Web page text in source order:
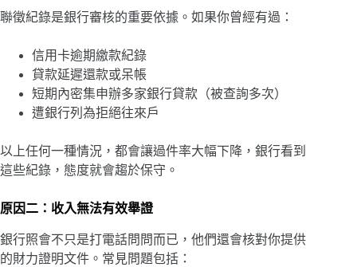
聯徵紀錄是銀行審核的重要依據。如果你曾經有過：
信用卡逾期繳款紀錄
貸款延遲還款或呆帳
短期內密集申辦多家銀行貸款（被查詢多次）
遭銀行列為拒絕往來戶
以上任何一種情況，都會讓過件率大幅下降，銀行看到
這些紀錄，態度就會趨於保守。
原因二：收入無法有效舉證
銀行照會不只是打電話問問而已，他們還會核對你提供
的財力證明文件。常見問題包括：